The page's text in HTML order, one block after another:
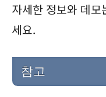
자세한 정보와 데모
세요.
참고